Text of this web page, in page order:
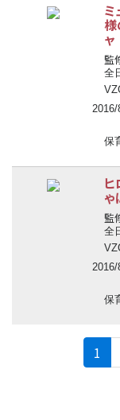
様
監
全
2016/
保
監
全
2016/
保
1